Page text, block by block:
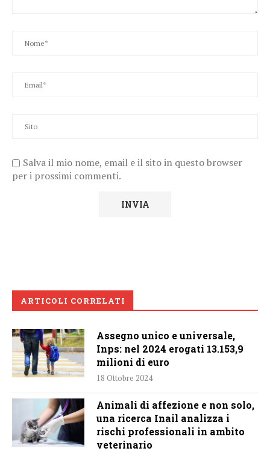
Salva il mio nome, email e il sito in questo browser
per i prossimi commenti.
ARTICOLI CORRELATI
Assegno unico e universale,
Inps: nel 2024 erogati 13.153,9
milioni di euro
18 Ottobre 2024
Animali di affezione e non solo,
una ricerca Inail analizza i
rischi professionali in ambito
veterinario